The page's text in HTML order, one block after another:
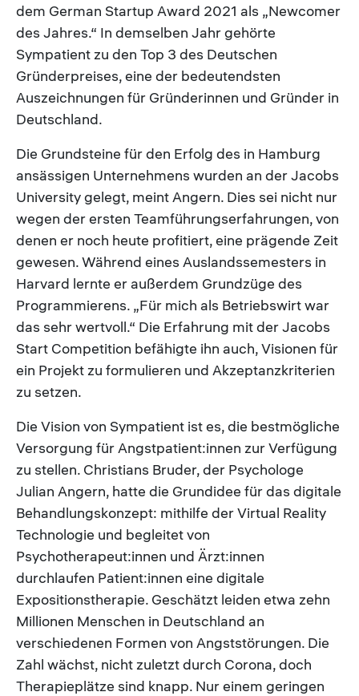
dem German Startup Award 2021 als „Newcomer
des Jahres.“ In demselben Jahr gehörte
Sympatient zu den Top 3 des Deutschen
Gründerpreises, eine der bedeutendsten
Auszeichnungen für Gründerinnen und Gründer in
Deutschland.
Die Grundsteine für den Erfolg des in Hamburg
ansässigen Unternehmens wurden an der Jacobs
University gelegt, meint Angern. Dies sei nicht nur
wegen der ersten Teamführungserfahrungen, von
denen er noch heute profitiert, eine prägende Zeit
gewesen. Während eines Auslandssemesters in
Harvard lernte er außerdem Grundzüge des
Programmierens. „Für mich als Betriebswirt war
das sehr wertvoll.“ Die Erfahrung mit der Jacobs
Start Competition befähigte ihn auch, Visionen für
ein Projekt zu formulieren und Akzeptanzkriterien
zu setzen.
Die Vision von Sympatient ist es, die bestmögliche
Versorgung für Angstpatient:innen zur Verfügung
zu stellen. Christians Bruder, der Psychologe
Julian Angern, hatte die Grundidee für das digitale
Behandlungskonzept: mithilfe der Virtual Reality
Technologie und begleitet von
Psychotherapeut:innen und Ärzt:innen
durchlaufen Patient:innen eine digitale
Expositionstherapie. Geschätzt leiden etwa zehn
Millionen Menschen in Deutschland an
verschiedenen Formen von Angststörungen. Die
Zahl wächst, nicht zuletzt durch Corona, doch
Therapieplätze sind knapp. Nur einem geringen